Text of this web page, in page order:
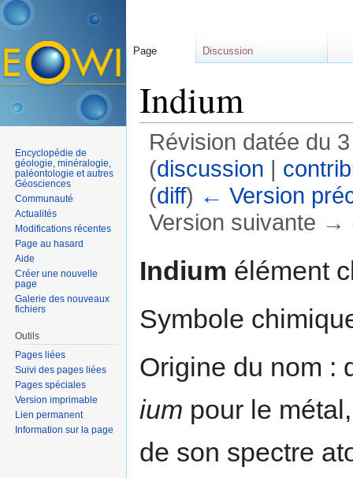
Indium
Révision datée du
(discussion |
(diff) ← Version
Version suivante →
Indium élément
Symbole
Origine du nom :
ium pour le
de son spectre
Page Discussion
Encyclopédie de
géologie, minéralogie,
paléontologie et autres
Géosciences
Communauté
Actualités
Modifications récentes
Page au hasard
Aide
Créer une nouvelle
page
Galerie des nouveaux
fichiers
Outils
Pages liées
Suivi des pages liées
Pages spéciales
Version imprimable
Lien permanent
Information sur la page